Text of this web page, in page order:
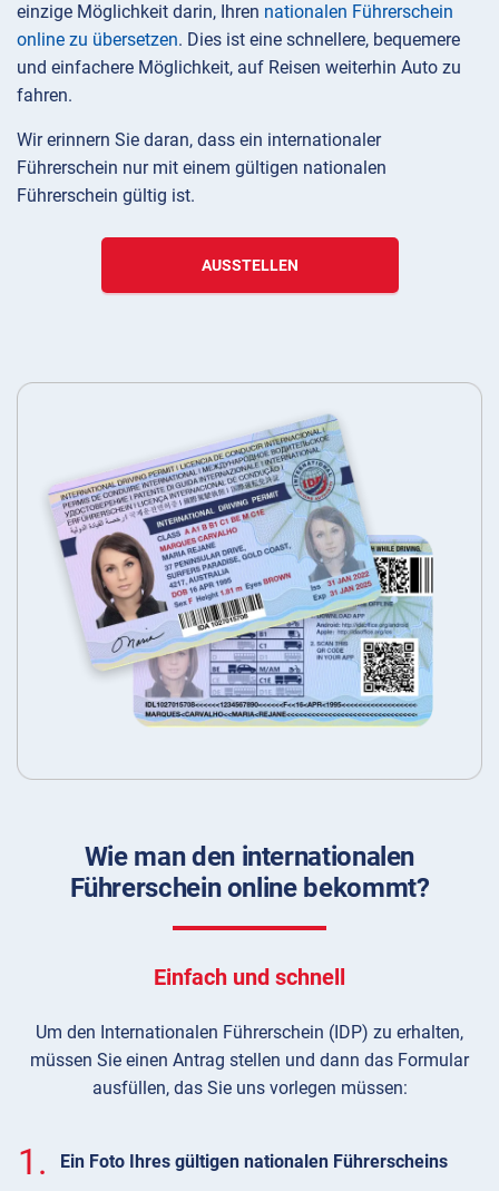
einzige Möglichkeit darin, Ihren nationalen Führerschein
online zu übersetzen. Dies ist eine schnellere, bequemere
und einfachere Möglichkeit, auf Reisen weiterhin Auto zu
fahren.
Wir erinnern Sie daran, dass ein internationaler
Führerschein nur mit einem gültigen nationalen
Führerschein gültig ist.
AUSSTELLEN
Wie man den internationalen
Führerschein online bekommt?
Einfach und schnell
Um den Internationalen Führerschein (IDP) zu erhalten,
müssen Sie einen Antrag stellen und dann das Formular
ausfüllen, das Sie uns vorlegen müssen:
1. Ein Foto Ihres gültigen nationalen Führerscheins